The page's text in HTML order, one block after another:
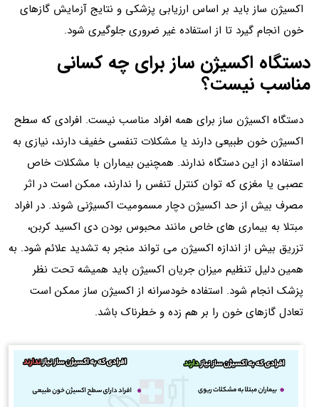
اکسیژن‌ ساز باید بر اساس ارزیابی پزشکی و نتایج آزمایش گازهای
خون انجام گیرد تا از استفاده غیر ضروری جلوگیری شود.
دستگاه اکسیژن‌ ساز برای چه کسانی
مناسب نیست؟
دستگاه اکسیژن‌ ساز برای همه افراد مناسب نیست. افرادی که سطح
اکسیژن خون طبیعی دارند یا مشکلات تنفسی خفیف دارند، نیازی به
استفاده از این دستگاه ندارند. همچنین بیماران با مشکلات خاص
عصبی یا مغزی که توان کنترل تنفس را ندارند، ممکن است در اثر
مصرف بیش از حد اکسیژن دچار مسمومیت اکسیژنی شوند. در افراد
مبتلا به بیماری‌ های خاص مانند محبوس بودن دی اکسید کربن،
تزریق بیش از اندازه اکسیژن می‌ تواند منجر به تشدید علائم شود. به
همین دلیل تنظیم میزان جریان اکسیژن باید همیشه تحت نظر
پزشک انجام شود. استفاده خودسرانه از اکسیژن‌ ساز ممکن است
تعادل گازهای خون را بر هم زده و خطرناک باشد.